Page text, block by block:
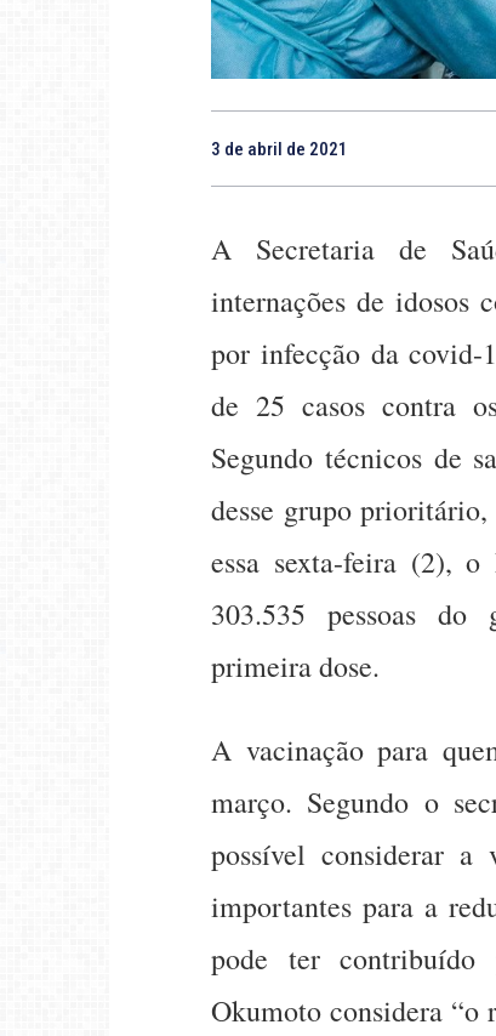
3 de abril de 2021
A Secretaria de
internações de idosos
por infecção da
de 25 casos contra
Segundo técnicos de
desse grupo
essa sexta-feira (2),
303.535 pessoas
primeira dose.
A vacinação para
março. Segundo o
possível considerar a
importantes para a
pode ter contribuído
Okumoto considera